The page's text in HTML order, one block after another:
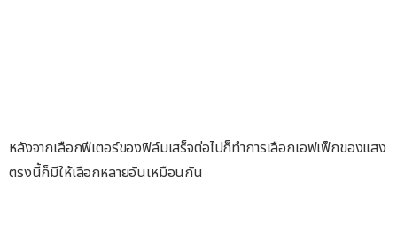
หลังจากเลือกฟีเตอร์ของฟิล์มเสร็จต่อไปก็ทำการเลือกเอฟเฟ็กของแสง
ตรงนี้ก็มีให้เลือกหลายอันเหมือนกัน